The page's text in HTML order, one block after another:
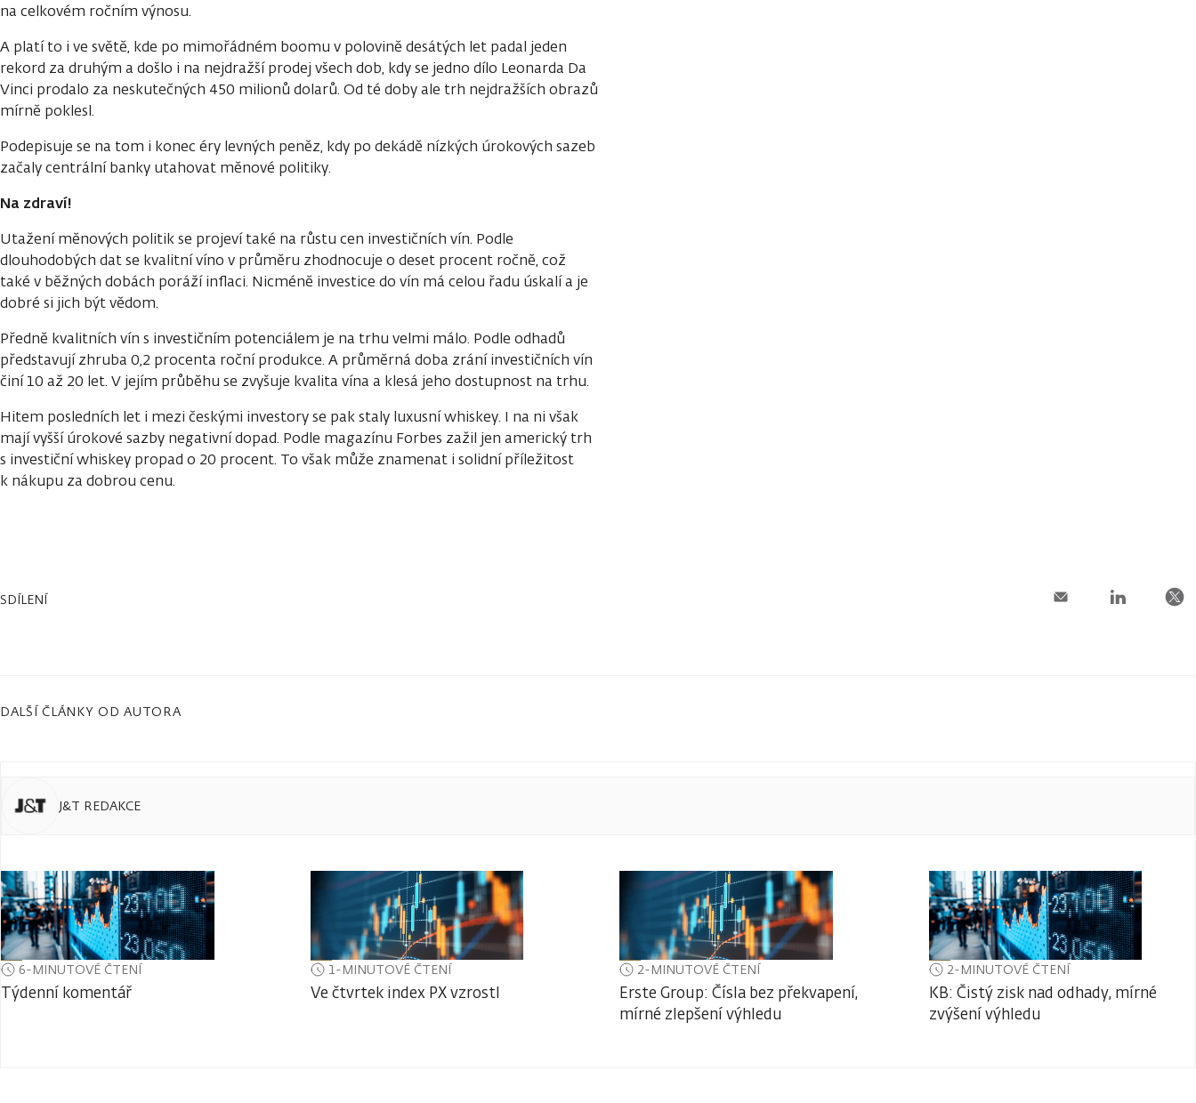
na celkovém ročním výnosu.
A platí to i ve světě, kde po mimořádném boomu v polovině desátých let padal jeden
rekord za druhým a došlo i na nejdražší prodej všech dob, kdy se jedno dílo Leonarda Da
Vinci prodalo za neskutečných 450 milionů dolarů. Od té doby ale trh nejdražších obrazů
mírně poklesl.
Podepisuje se na tom i konec éry levných peněz, kdy po dekádě nízkých úrokových sazeb
začaly centrální banky utahovat měnové politiky.
Na zdraví!
Utažení měnových politik se projeví také na růstu cen investičních vín. Podle
dlouhodobých dat se kvalitní víno v průměru zhodnocuje o deset procent ročně, což
také v běžných dobách poráží inflaci. Nicméně investice do vín má celou řadu úskalí a je
dobré si jich být vědom.
Předně kvalitních vín s investičním potenciálem je na trhu velmi málo. Podle odhadů
představují zhruba 0,2 procenta roční produkce. A průměrná doba zrání investičních vín
činí 10 až 20 let. V jejím průběhu se zvyšuje kvalita vína a klesá jeho dostupnost na trhu.
Hitem posledních let i mezi českými investory se pak staly luxusní whiskey. I na ni však
mají vyšší úrokové sazby negativní dopad. Podle magazínu Forbes zažil jen americký trh
s investiční whiskey propad o 20 procent. To však může znamenat i solidní příležitost
k nákupu za dobrou cenu.
SDÍLENÍ
DALŠÍ ČLÁNKY OD AUTORA
J&T REDAKCE
6-MINUTOVÉ ČTENÍ
Týdenní komentář
1-MINUTOVÉ ČTENÍ
Ve čtvrtek index PX vzrostl
2-MINUTOVÉ ČTENÍ
Erste Group: Čísla bez překvapení,
mírné zlepšení výhledu
2-MINUTOVÉ ČTENÍ
KB: Čistý zisk nad odhady, mírné
zvýšení výhledu